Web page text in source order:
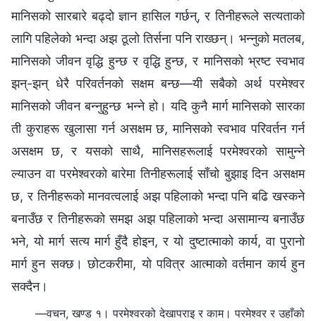
मानिसको सारबारे बढ्दो ज्ञान हासिल गर्छन्‌, र तिनीहरूले सत्यताको
लागि पहिलेको भन्दा अझ ठूलो तिर्सना पनि राख्छन्‌। भन्नुको मतलब,
मानिसको जीवन वृद्धि हुन्छ र वृद्धि हुन्छ, र मानिसको भ्रष्ट स्वभाव
झन्‌-झन्‌ धेरै परिवर्तनको सक्षम बन्छ—यी सबैको अर्थ परमेश्‍वर
मानिसको जीवन बन्नुहुन्छ भन्‍ने हो। यदि कुनै मार्ग मानिसको सारका
ती कुराहरू खुलासा गर्न असक्षम छ, मानिसको स्वभाव परिवर्तन गर्न
असक्षम छ, र यसको साथै, मानिसहरूलाई परमेश्‍वरको सामुन्ने
ल्याउन वा परमेश्‍वरको बारेमा तिनीहरूलाई साँचो बुझाइ दिन असक्षम
छ, र तिनीहरूको मानवत्वलाई अझ पहिलाको भन्दा पनि बढि खस्कने
बनाउँछ र तिनीहरूको समझ अझ पहिलाको भन्दा असामान्य बनाउँछ
भने, यो मार्ग सत्य मार्ग हुँदै होइन, र यो दुष्टात्माको कार्य, वा पुरानो
मार्ग हुन सक्छ। छोटकरीमा, यो पवित्र आत्माको वर्तमान कार्य हुन
सक्दैन।
—वचन, खण्ड १। परमेश्‍वरको देखापराइ र काम। परमेश्‍वर र उहाँको